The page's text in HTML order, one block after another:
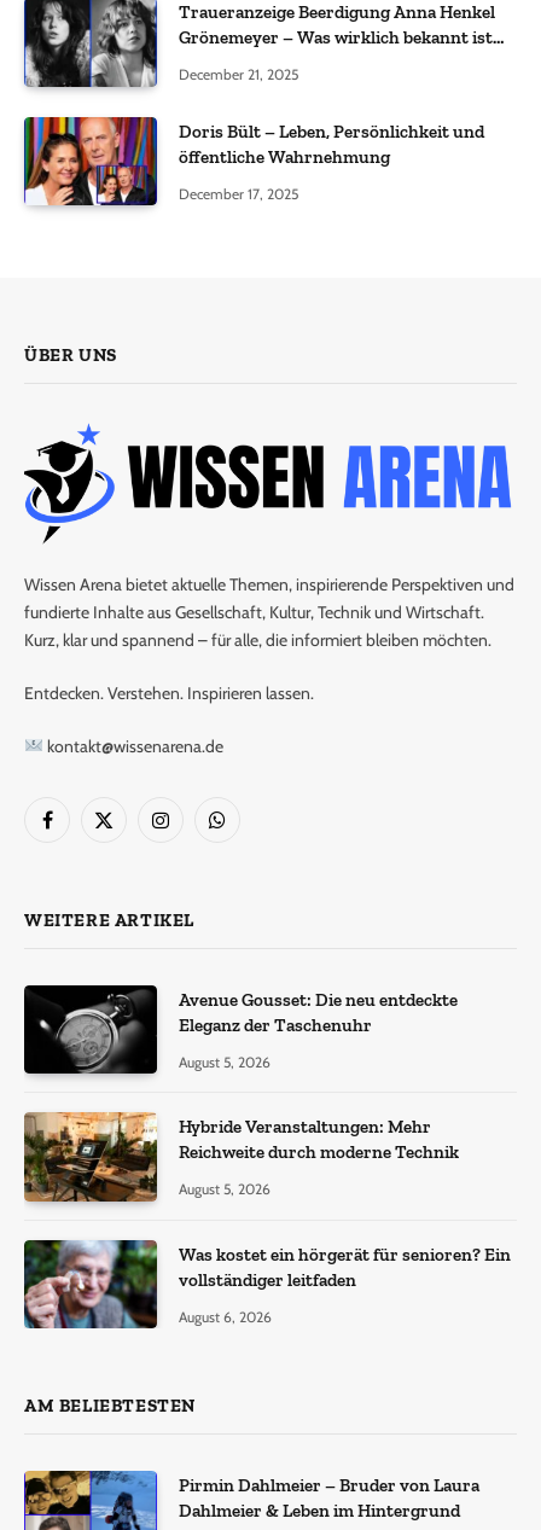
Traueranzeige Beerdigung Anna Henkel
Grönemeyer – Was wirklich bekannt ist
December 21, 2025
Doris Bült – Leben, Persönlichkeit und
öffentliche Wahrnehmung
December 17, 2025
ÜBER UNS
Wissen Arena bietet aktuelle Themen, inspirierende Perspektiven und
fundierte Inhalte aus Gesellschaft, Kultur, Technik und Wirtschaft.
Kurz, klar und spannend – für alle, die informiert bleiben möchten.
Entdecken. Verstehen. Inspirieren lassen.
kontakt@wissenarena.de
Facebook
X
InstagramWhatsApp
WEITERE ARTIKEL
Avenue Gousset: Die neu entdeckte
Eleganz der Taschenuhr
August 5, 2026
Hybride Veranstaltungen: Mehr
Reichweite durch moderne Technik
August 5, 2026
Was kostet ein hörgerät für senioren? Ein
vollständiger leitfaden
August 6, 2026
AM BELIEBTESTEN
Pirmin Dahlmeier – Bruder von Laura
Dahlmeier & Leben im Hintergrund